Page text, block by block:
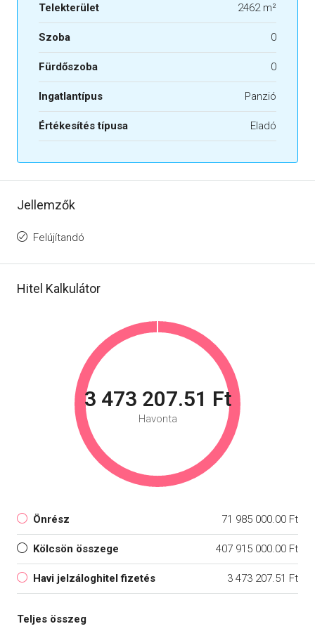
Telekterület 2462 m²
Szoba 0
Fürdőszoba 0
Ingatlantípus Panzió
Értékesítés típusa Eladó
Jellemzők
Felújítandó
Hitel Kalkulátor
3 473 207.51 Ft
Havonta
Önrész 71 985 000.00 Ft
Kölcsön összege 407 915 000.00 Ft
Havi jelzáloghitel fizetés 3 473 207.51 Ft
Teljes összeg